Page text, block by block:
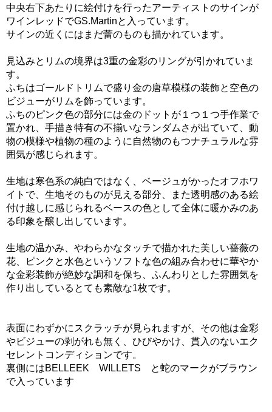
中央右下あたりに絵付けを行ったアーティストのサインが
ワインレッドでGS.Martinと入っています。
サインの近くにはまだ蕾のものも描かれています。
見込みとリムの境界は3重の金彩のリングが引かれていま
す。
ふちはゴールドトリムで盛り金の唐草模様の装飾と空色の
ビジューがリムを飾っています。
ふちのピンク色の部分には金のドットが１つ１つ手作業で
置かれ、手描き特有の不揃いなランダムさが出ていて、動
物の模様や植物の種のように自然物のもつナチュラルな雰
囲気が感じられます。
生地は寒色系の純白ではなく、ベージュがかったオフホワ
イトで、生地そのものが見える部分、また透明感のある絵
付け越しに感じられるベースの色として全体に暖かみのあ
る印象を醸し出しています。
生地の温かみ、やわらかなタッチで描かれた美しい薔薇の
花、ピンクと水色というソフトな色の組み合わせに華やか
な金彩装飾が絶妙な調和を保ち、ふんわりとした雰囲気を
作り出しているとても素敵な1枚です。
表面にわずかにスクラッチが見られますが、その他は金彩
やビジューの剥がれも無く、ひびやかけ、貫入のないエク
セレントコンディションです。
裏側にはBELLEEK WILLETS と蛇のマークがブラウン
で入っています